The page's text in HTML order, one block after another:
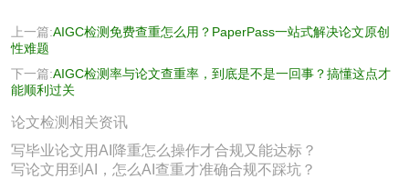
上一篇:AIGC检测免费查重怎么用？PaperPass一站式解决论文原创
性难题
下一篇:AIGC检测率与论文查重率，到底是不是一回事？搞懂这点才
能顺利过关
论文检测相关资讯
写毕业论文用AI降重怎么操作才合规又能达标？
写论文用到AI，怎么AI查重才准确合规不踩坑？